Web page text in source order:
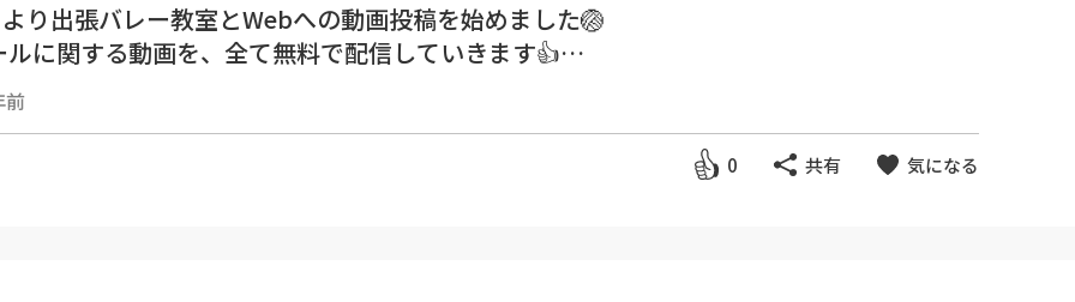
り出張バレー教室とWebへの動画投稿を始めました🏐
に関する動画を、全て無料で配信していきます👍
での経験に基づき、１人でも上達の気づきやキッカケになってもらえればとても
‼️
前
0 共有 気になる